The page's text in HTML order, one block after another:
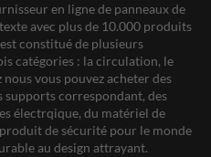
en ligne de panneaux de
avec plus de 10.000 produits
constitué de plusieurs
catégories : la circulation, le
vous pouvez acheter des
supports correspondant, des
électrqique, du matériel de
de sécurité pour le monde
au design attrayant.